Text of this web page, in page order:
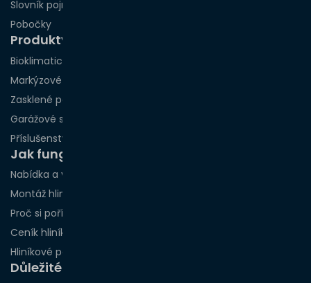
Slovník pojmů
Pobočky
Produkty
Bioklimatické pergoly
Markýzové pergoly
Zasklené pergoly
Garážové stání
Příslušenství
Jak funguje spolupráce?
Nabídka a vizualizace
Montáž hliníkových pergol podle měst
Proč si pořídit hliníkovou pergolu právě teď?
Ceník hliníkových pergol
Hliníkové pergoly na míru
Důležité odkazy